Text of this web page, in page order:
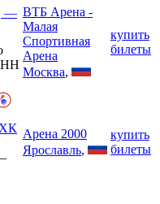
—
НН
ВТБ Арена -
Малая
Спортивная
Арена
Москва,
купить
билеты
ХК Арена 2000
Ярославль,
купить
билеты